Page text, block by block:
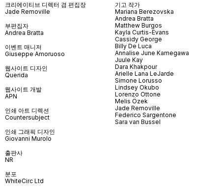
크리에이티브 디렉터 겸 편집장
Jade Removille
부편집자
Andrea Bratta
이벤트 매니저
Giuseppe Amoruoso
웹사이트 디자인
Querida
웹사이트 개발
APN
인쇄 아트 디렉션
Countersubject
인쇄 그래픽 디자인
Giovanni Murolo
출판사
NR
분포
WhiteCirc Ltd
기고 작가
Mariana Berezovska
Andrea Bratta
Matthew Burgos
Kayla Curtis-Evans
Cassidy George
Billy De Luca
Annalise June Kamegawa
Juule Kay
Dara Khakpour
Arielle Lana LeJarde
Simone Lorusso
Lindsey Okubo
Lorenzo Ottone
Melis Özek
Jade Removille
Federico Sargentone
Sara van Bussel